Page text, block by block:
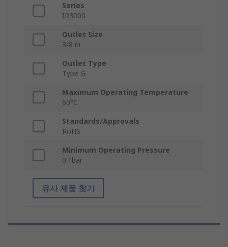
Series
IR3000
Outlet Size
3/8 in
Outlet Type
Type G
Maximum Operating Temperature
60°C
Standards/Approvals
RoHS
Minimum Operating Pressure
0.1bar
유사 제품 찾기